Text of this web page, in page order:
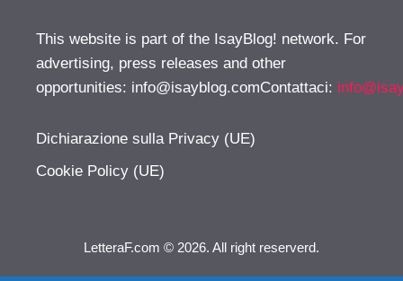
This website is part of the IsayBlog! network. For
advertising, press releases and other
opportunities: info@isayblog.comContattaci:
Dichiarazione sulla Privacy (UE)
Cookie Policy (UE)
LetteraF.com © 2026. All right reserverd.